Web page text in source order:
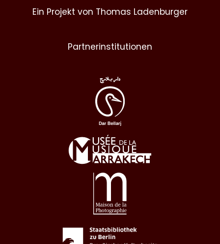
Ein Projekt von Thomas Ladenburger
Partnerinstitutionen